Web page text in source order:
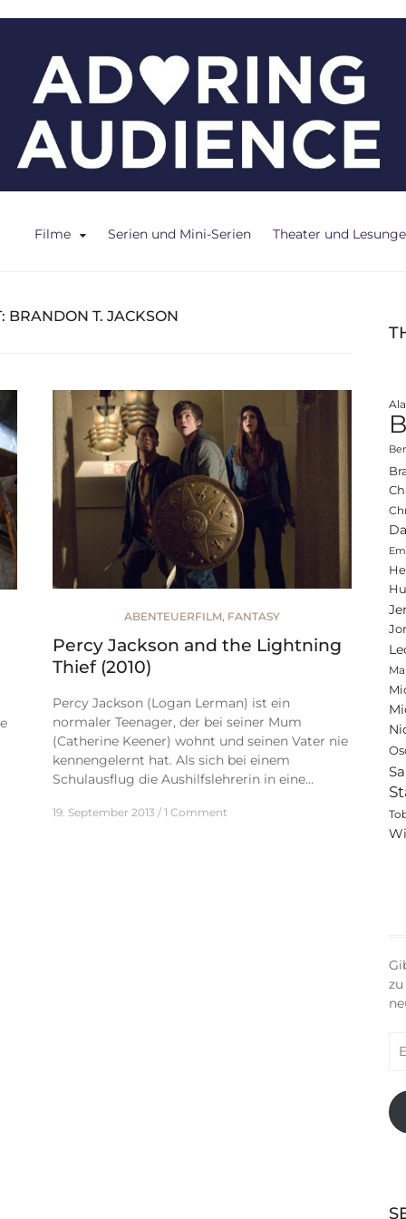
Filme Serien und Mini-Serien Theater und
BRANDON T. JACKSON
ABENTEUERFILM, FANTASY
Percy Jackson and the Lightning
Thief (2010)
Percy Jackson (Logan Lerman) ist ein
normaler Teenager, der bei seiner Mum
(Catherine Keener) wohnt und seinen Vater nie
kennengelernt hat. Als sich bei einem
Schulausflug die Aushilfslehrerin in eine…
19. September 2013 1 Comment